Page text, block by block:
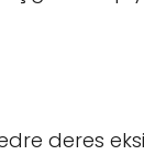
deres